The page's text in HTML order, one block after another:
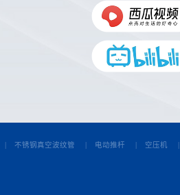
|不锈钢真空波纹管 电动推杆 空压机